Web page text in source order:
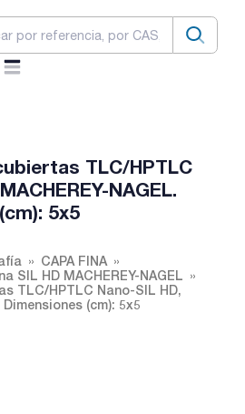
TLC/HPTLC
NAGEL.
5x5
CAPA FINA
SIL HD MACHEREY-NAGEL
TLC/HPTLC Nano-SIL HD,
Dimensiones (cm): 5x5